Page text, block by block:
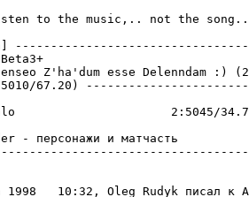
to the music,.. not the
Z'ha'dum esse Delenndam :)
67.20)
: 9 из
2:5045/
-